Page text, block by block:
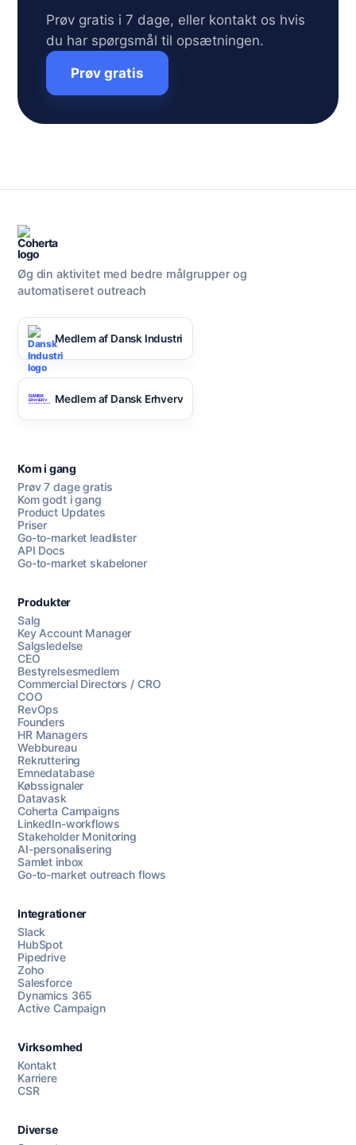
Prøv gratis i 7 dage, eller kontakt os hvis
du har spørgsmål til opsætningen.
Prøv gratis
Chat med os
AI Campaign Assist
Øg din aktivitet med bedre målgrupper og
automatiseret outreach
Medlem af Dansk Industri
Medlem af Dansk Erhverv
Kom i gang
Prøv 7 dage gratis
Kom godt i gang
Product Updates
Priser
Go-to-market leadlister
API Docs
Go-to-market skabeloner
Produkter
Salg
Key Account Manager
Salgsledelse
CEO
Bestyrelsesmedlem
Commercial Directors / CRO
COO
RevOps
Founders
HR Managers
Webbureau
Rekruttering
Emnedatabase
Købssignaler
Datavask
Coherta Campaigns
LinkedIn-workflows
Stakeholder Monitoring
AI-personalisering
Samlet inbox
Go-to-market outreach flows
Integrationer
Slack
HubSpot
Pipedrive
Zoho
Salesforce
Dynamics 365
Active Campaign
Virksomhed
Kontakt
Karriere
CSR
Diverse